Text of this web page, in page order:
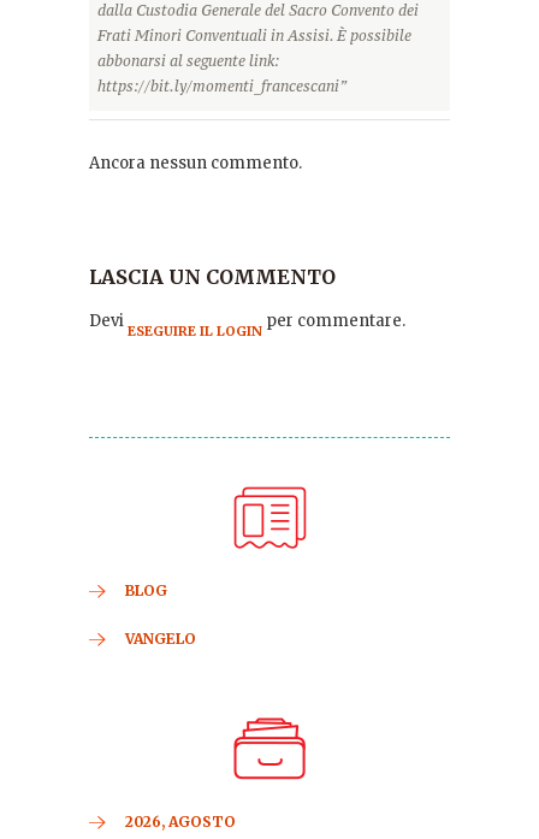
dalla Custodia Generale del Sacro Convento dei
Frati Minori Conventuali in Assisi. È possibile
abbonarsi al seguente link:
https://bit.ly/momenti_francescani”
Ancora nessun commento.
LASCIA UN COMMENTO
Devi ESEGUIRE IL LOGIN per commentare.
BLOG
VANGELO
2026, AGOSTO